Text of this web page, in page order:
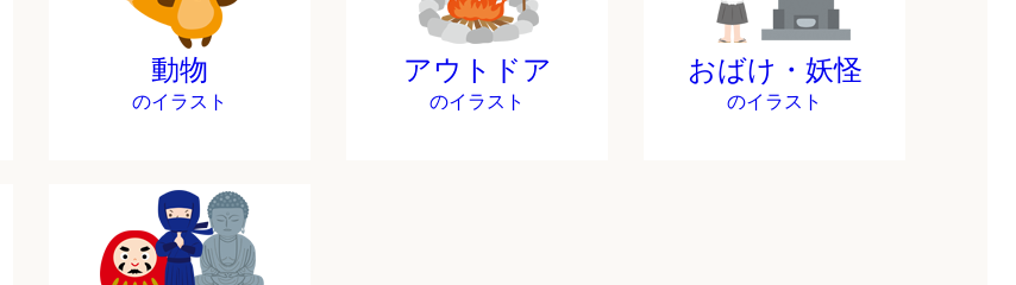
動物
のイラスト
アウトドア
のイラスト
おばけ・妖怪
のイラスト